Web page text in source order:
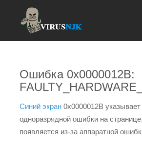
Ошибка 0x0000012B:
Синий экран 0x0000012B
одноразрядной ошибки на
появляется из-за аппаратной